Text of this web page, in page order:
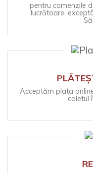
pentru comenzile
lucrătoare,
Acceptăm plata
coletul